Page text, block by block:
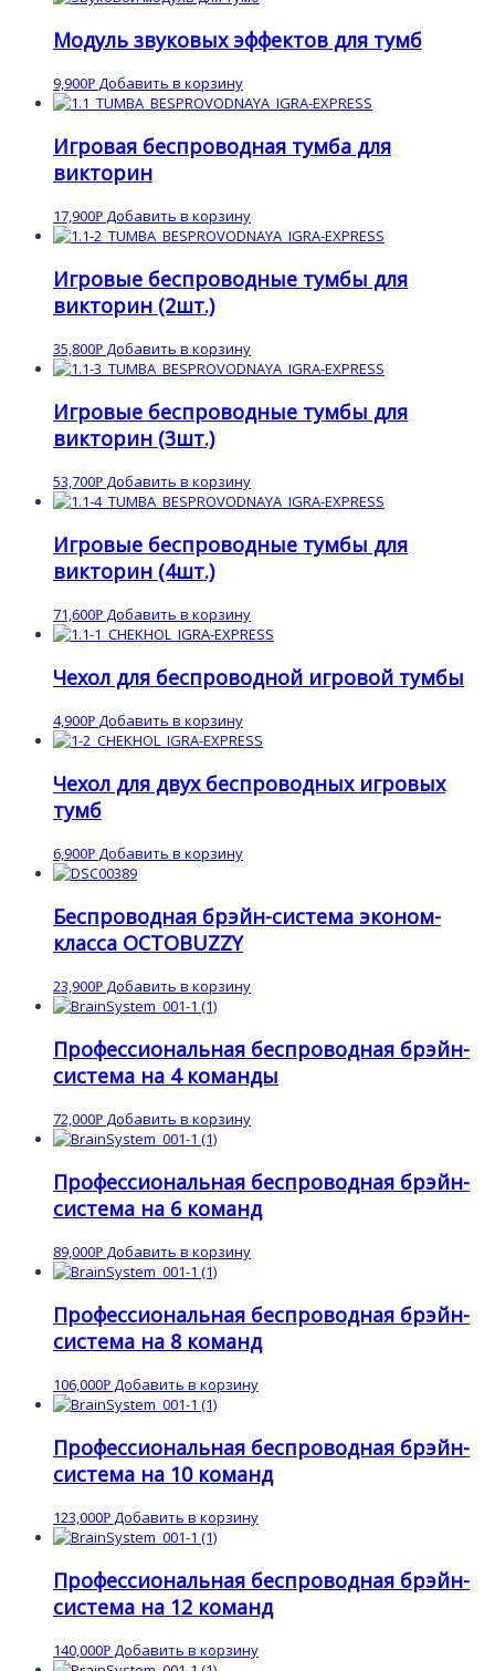
Модуль звуковых эффектов для тумб
9,900Р Добавить в корзину
Игровая беспроводная тумба для
викторин
17,900Р Добавить в корзину
Игровые беспроводные тумбы для
викторин (2шт.)
35,800Р Добавить в корзину
Игровые беспроводные тумбы для
викторин (3шт.)
53,700Р Добавить в корзину
Игровые беспроводные тумбы для
викторин (4шт.)
71,600Р Добавить в корзину
Чехол для беспроводной игровой тумбы
4,900Р Добавить в корзину
Чехол для двух беспроводных игровых
тумб
6,900Р Добавить в корзину
Беспроводная брэйн-система эконом-
класса OCTOBUZZY
23,900Р Добавить в корзину
Профессиональная беспроводная брэйн-
система на 4 команды
72,000Р Добавить в корзину
Профессиональная беспроводная брэйн-
система на 6 команд
89,000Р Добавить в корзину
Профессиональная беспроводная брэйн-
система на 8 команд
106,000Р Добавить в корзину
Профессиональная беспроводная брэйн-
система на 10 команд
123,000Р Добавить в корзину
Профессиональная беспроводная брэйн-
система на 12 команд
140,000Р Добавить в корзину